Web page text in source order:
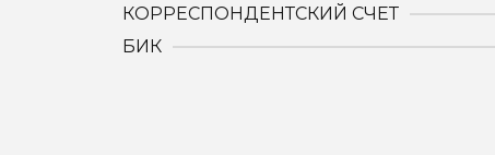
КОРРЕСПОНДЕНТСКИЙ СЧЕТ
БИК